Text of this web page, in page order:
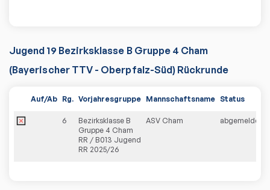
Jugend 19 Bezirksklasse B Gruppe 4 Cham
(Bayerischer TTV - Oberpfalz-Süd) Rückrunde
Auf/Ab Rg. Vorjahresgruppe Mannschaftsname Status
6
Bezirksklasse B
Gruppe 4 Cham
RR / B013 Jugend
RR 2025/26
ASV Cham abgemeldet